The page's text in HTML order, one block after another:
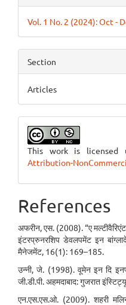
Vol. 1 No. 2 (2024): Oct -
Section
Articles
This work is
Attribution-
References
अफरीन, एस. (2008). “ए
इंटरप्रुनरशिप डेवलपमेंट इन
मैनेजमेंट, 16(1): 169–185.
उन्नी, जे. (1998). वूमेन इन दि
जी.डी.पी. अहमदाबाद: गुजरात
एन.एस.एस.ओ. (2009). शहरी मलिन